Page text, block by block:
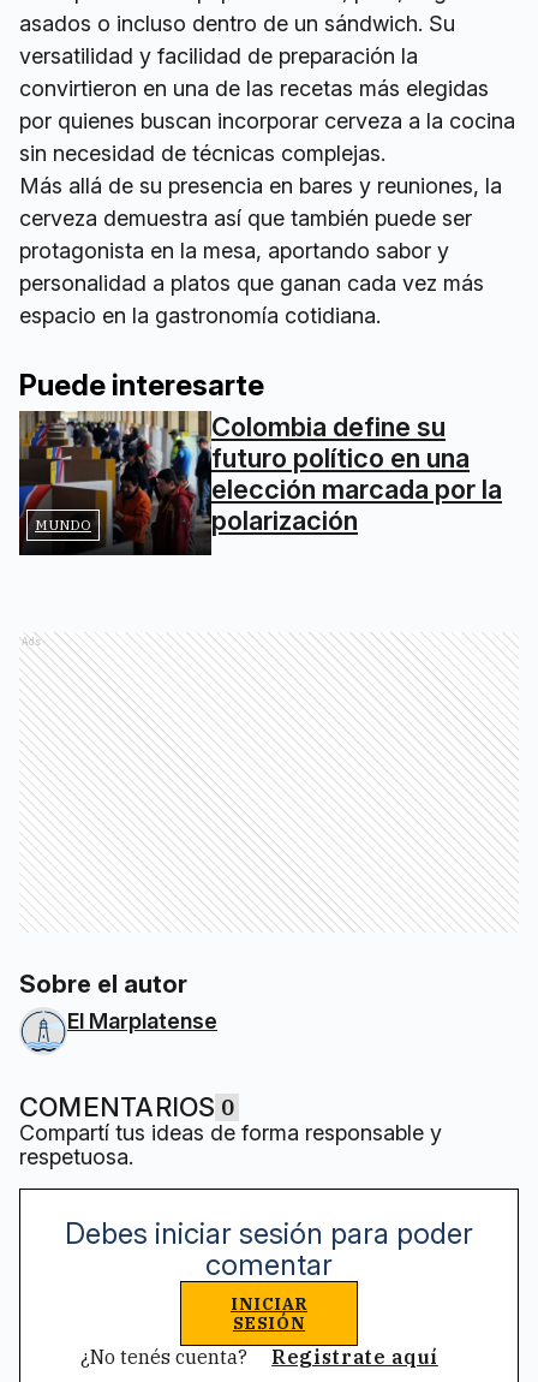
asados o incluso dentro de un sándwich. Su
versatilidad y facilidad de preparación la
convirtieron en una de las recetas más elegidas
por quienes buscan incorporar cerveza a la cocina
sin necesidad de técnicas complejas.
Más allá de su presencia en bares y reuniones, la
cerveza demuestra así que también puede ser
protagonista en la mesa, aportando sabor y
personalidad a platos que ganan cada vez más
espacio en la gastronomía cotidiana.
Puede interesarte
MUNDO
Colombia define su
futuro político en una
elección marcada por la
polarización
Ads
Sobre el autor
El Marplatense
COMENTARIOS 0
Compartí tus ideas de forma responsable y
respetuosa.
Debes iniciar sesión para poder
comentar
INICIAR
SESIÓN
¿No tenés cuenta? Registrate aquí